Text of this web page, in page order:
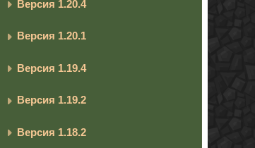
Версия 1.20.4
Версия 1.20.1
Версия 1.19.4
Версия 1.19.2
Версия 1.18.2